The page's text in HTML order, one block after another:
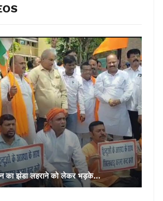
आईसीपी पेट्रापोल लेकर जाया गया
अधिकारी ने कहा कि बीएसएफ छात्रों
बल के बारे में अवगत करवाने के लिए
करता रहता है।
का झंडा लहराने को लेकर भड़के…